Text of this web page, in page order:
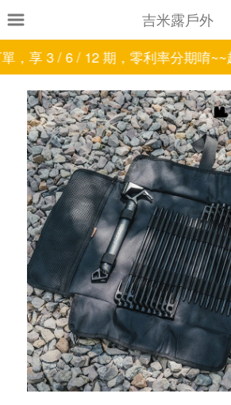
吉米露戶外
期，零利率分期唷~~趕緊火速下單!!!